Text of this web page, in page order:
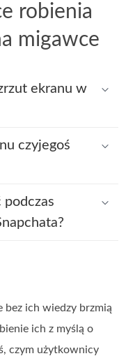
robienia
migawce
ekranu w
czyjegoś
bez ich wiedzy brzmią
ich z myślą o
czym użytkownicy